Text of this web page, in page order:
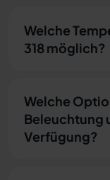
Welche
318 möglich?
Welche
Beleuchtung
Verfügung?